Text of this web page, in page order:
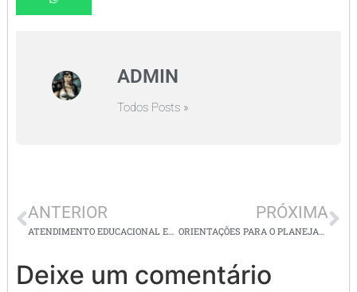
ADMIN
Todos Posts »
ANTERIOR
ATENDIMENTO EDUCACIONAL ESPECIALIZADO / Deficiência/(CID 10 F81.0) Transtorno Especifico de leitura
PRÓXIMA
ORIENTAÇÕES PARA O PLANEJAMENTO /COMEÇANDO PELO PERÍODO DE ACOLHIMENTO E ADAPTAÇÃO
Deixe um comentário